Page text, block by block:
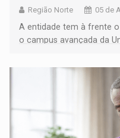
Região Norte 05 de
A entidade tem à frente
o campus avançada da